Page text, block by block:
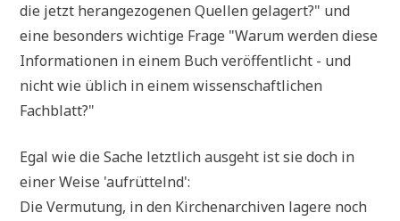
die jetzt her­an­ge­zo­ge­nen Quel­len gela­gert?" und
eine beson­ders wich­ti­ge Fra­ge "War­um wer­den die­se
Infor­ma­tio­nen in einem Buch ver­öf­fent­licht - und
nicht wie üblich in einem wis­sen­schaft­li­chen
Fachblatt?"
Egal wie die Sache letzt­lich aus­geht ist sie doch in
einer Wei­se 'auf­rüt­telnd':
Die Ver­mu­tung, in den Kir­chen­ar­chi­ven lage­re noch